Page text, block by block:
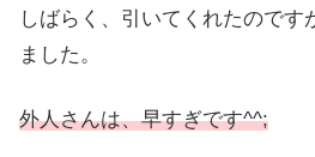
しばらく、引いてくれたのです
ました。
外人さんは、早すぎです^^;